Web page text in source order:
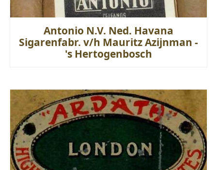
Antonio N.V. Ned. Havana
Sigarenfabr. v/h Mauritz Azijnman -
's Hertogenbosch